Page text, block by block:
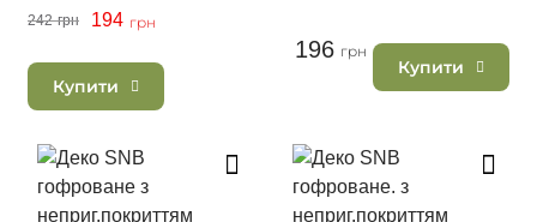
242 грн 194 грн
Купити
196 грн
Купити